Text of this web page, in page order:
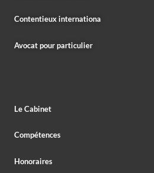
Contentieux internationa
Avocat pour particulier
Le Cabinet
Compétences
Honoraires